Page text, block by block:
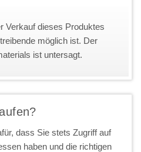
Verkauf dieses Produktes
möglich ist. Der
ist untersagt.
dass Sie stets Zugriff auf
haben und die richtigen